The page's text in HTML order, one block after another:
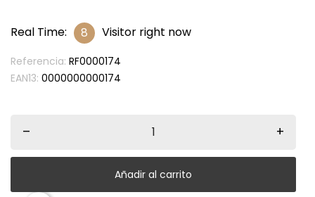
Real Time: 6 Visitor right now
Referencia: RF0000174
EAN13: 0000000000174
– +
Añadir al carrito